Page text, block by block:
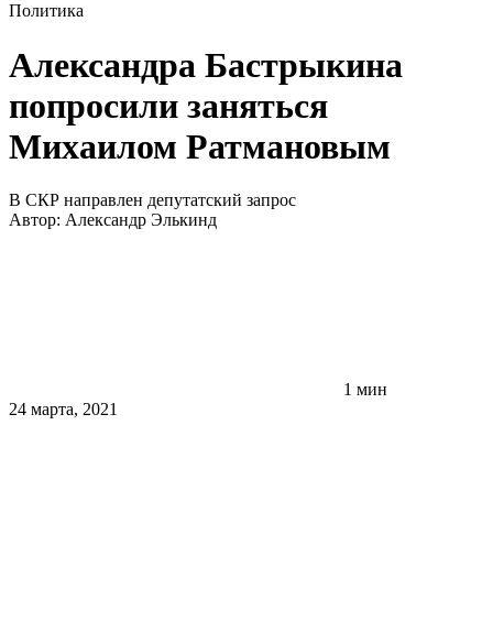
Политика
Александра Бастрыкина
попросили заняться
Михаилом Ратмановым
В СКР направлен депутатский запрос
Автор: Александр Элькинд
1 мин
24 марта, 2021